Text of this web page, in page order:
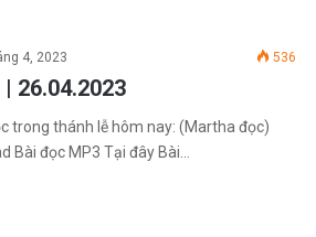
4, 2023 536
26.04.2023
trong thánh lễ hôm nay: (Martha đọc)
Bài đọc MP3 Tại đây Bài…